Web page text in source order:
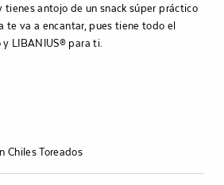
tienes antojo de un snack súper práctico
te va a encantar, pues tiene todo el
LIBANIUS® para ti.
Chiles Toreados